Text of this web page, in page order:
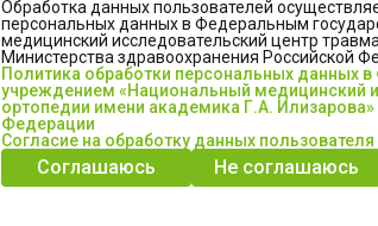
В
Обработка данных пользователей
персональных данных в Федеральным
медицинский исследовательский центр
Министерства здравоохранения Российской
Политика обработки персональных
учреждением «Национальный медицинский
ортопедии имени академика Г.А.
Федерации
Согласие на обработку данных пользователя
Соглашаюсь Не соглашаюсь